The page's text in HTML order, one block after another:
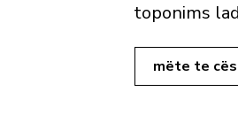
toponims
mëte te